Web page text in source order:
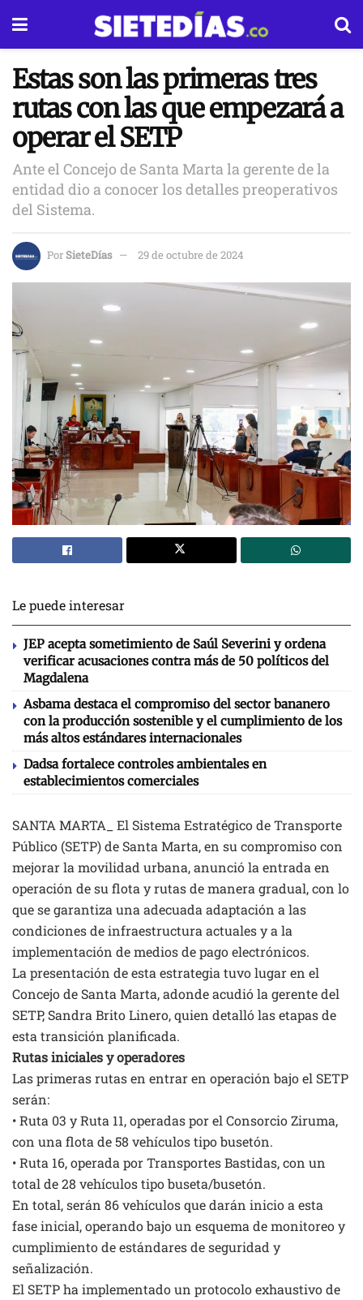
Estas son las primeras tres
rutas con las que empezará a
operar el SETP
Ante el Concejo de Santa Marta la gerente de la
entidad dio a conocer los detalles preoperativos
del Sistema.
PorSieteDías 29 de octubre de 2024
Le puede interesar
JEP acepta sometimiento de Saúl Severini y ordena
verificar acusaciones contra más de 50 políticos del
Magdalena
Asbama destaca el compromiso del sector bananero
con la producción sostenible y el cumplimiento de los
más altos estándares internacionales
Dadsa fortalece controles ambientales en
establecimientos comerciales
SANTA MARTA_ El Sistema Estratégico de Transporte
Público (SETP) de Santa Marta, en su compromiso con
mejorar la movilidad urbana, anunció la entrada en
operación de su flota y rutas de manera gradual, con lo
que se garantiza una adecuada adaptación a las
condiciones de infraestructura actuales y a la
implementación de medios de pago electrónicos.
La presentación de esta estrategia tuvo lugar en el
Concejo de Santa Marta, adonde acudió la gerente del
SETP, Sandra Brito Linero, quien detalló las etapas de
esta transición planificada.
Rutas iniciales y operadores
Las primeras rutas en entrar en operación bajo el SETP
serán:
• Ruta 03 y Ruta 11, operadas por el Consorcio Ziruma,
con una flota de 58 vehículos tipo busetón.
• Ruta 16, operada por Transportes Bastidas, con un
total de 28 vehículos tipo buseta/busetón.
En total, serán 86 vehículos que darán inicio a esta
fase inicial, operando bajo un esquema de monitoreo y
cumplimiento de estándares de seguridad y
señalización.
El SETP ha implementado un protocolo exhaustivo de